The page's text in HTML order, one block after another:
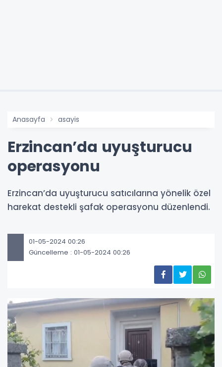
Anasayfa asayis
Erzincan’da uyuşturucu
operasyonu
Erzincan’da uyuşturucu satıcılarına yönelik özel
harekat destekli şafak operasyonu düzenlendi.
01-05-2024 00:26
Güncelleme : 01-05-2024 00:26